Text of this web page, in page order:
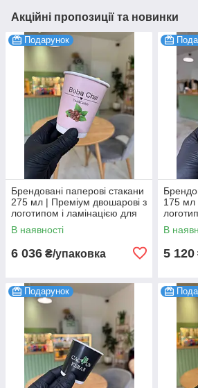
Акційні пропозиції та новинки
Подарунок
Брендовані паперові стакани
275 мл | Преміум двошарові з
логотипом і ламінацією для
гарячих та холодних напоїв
(паковання 1000 шт)
В наявності
6 036 ₴/упаковка
175 мл
В
5 120
Подарунок